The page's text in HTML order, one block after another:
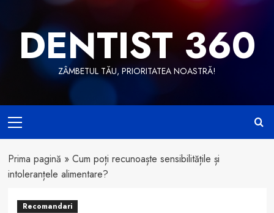
contentDENTIST 360
ZÂMBETUL TĂU, PRIORITATEA NOASTRĂ!
Menu
Prima pagină » Cum poți recunoaște sensibilitățile și
intoleranțele alimentare?
Recomandari